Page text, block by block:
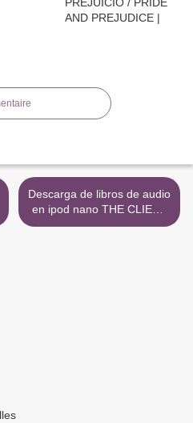
Descarga de libros de audio
en ipod nano THE CLIENT
(1º BACHILLERATO) de